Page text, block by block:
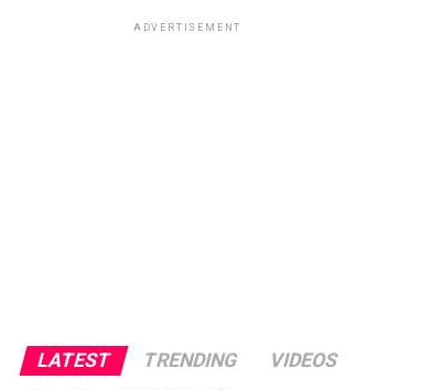
ADVERTISEMENT
LATEST TRENDING VIDEOS